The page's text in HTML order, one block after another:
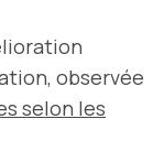
observée
selon les